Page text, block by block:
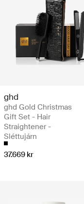
ghd
ghd Gold Christmas
Gift Set - Hair
Straightener -
Sléttujárn
37.669 kr